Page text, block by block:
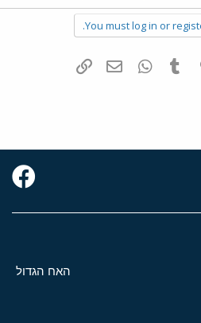
You must log in or
Pinterest
Tumblr
WhatsAppדואר אלקטרוני
האח הגדול